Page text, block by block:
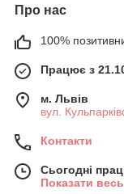
Про нас
100%
Працює з
м. Львів
вул.
Контакти
Сьогодні
Показати